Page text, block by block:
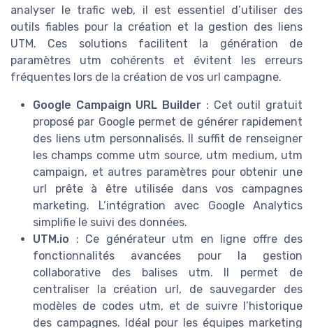
analyser le trafic web, il est essentiel d’utiliser des
outils fiables pour la création et la gestion des liens
UTM. Ces solutions facilitent la génération de
paramètres utm cohérents et évitent les erreurs
fréquentes lors de la création de vos url campagne.
Google Campaign URL Builder : Cet outil gratuit
proposé par Google permet de générer rapidement
des liens utm personnalisés. Il suffit de renseigner
les champs comme utm source, utm medium, utm
campaign, et autres paramètres pour obtenir une
url prête à être utilisée dans vos campagnes
marketing. L’intégration avec Google Analytics
simplifie le suivi des données.
UTM.io : Ce générateur utm en ligne offre des
fonctionnalités avancées pour la gestion
collaborative des balises utm. Il permet de
centraliser la création url, de sauvegarder des
modèles de codes utm, et de suivre l’historique
des campagnes. Idéal pour les équipes marketing